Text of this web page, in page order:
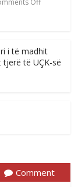
Off
i të madhit
të UÇK-së
Comment